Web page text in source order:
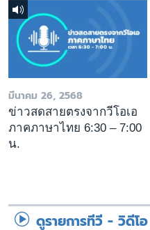
มีนาคม 26, 2568
ข่าวสดสายตรงจากวีโอเอ
ภาคภาษาไทย 6:30 – 7:00
น.
ดูรายการทีวี - วิดีโอ